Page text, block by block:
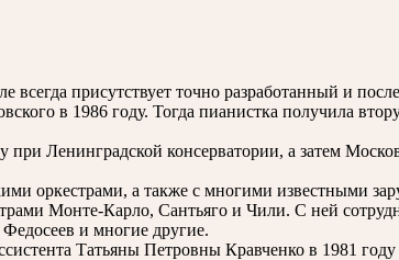
всегда присутствует точно разработанный и
в 1986 году. Тогда пианистка получила
Ленинградской консерватории, а затем
оркестрами, а также с многими известными
Монте-Карло, Сантьяго и Чили. С ней
и многие другие.
Татьяны Петровны Кравченко в 1981